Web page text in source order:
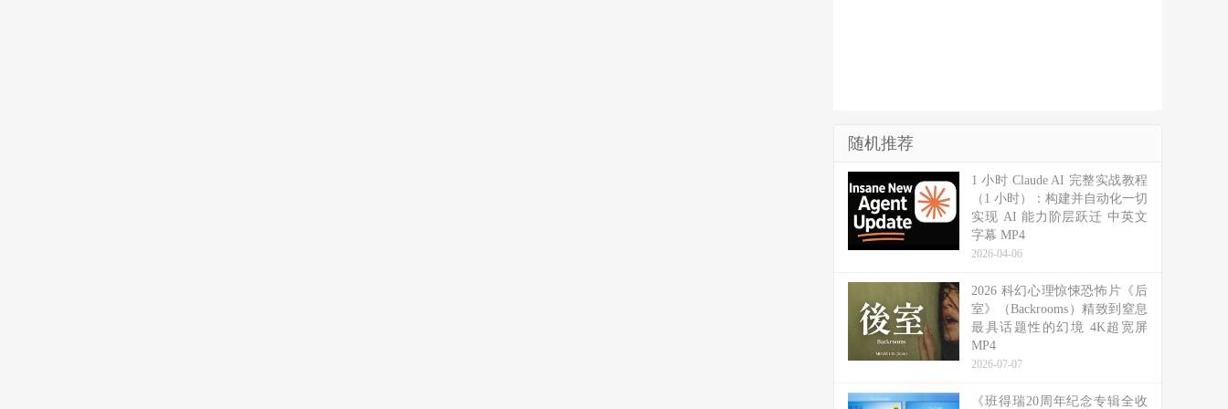
随机推荐
1 小时 Claude AI 完整实战教程
（1 小时）：构建并自动化一切
实现 AI 能力阶层跃迁 中英文
字幕 MP4
2026-04-06
2026 科幻心理惊悚恐怖片《后
室》（Backrooms）精致到窒息
最具话题性的幻境 4K超宽屏
MP4
2026-07-07
《班得瑞20周年纪念专辑全收